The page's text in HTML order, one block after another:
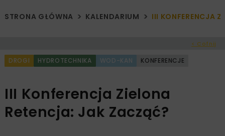
STRONA GŁÓWNA KALENDARIUM III KONFERENCJA
< Cofnij
DROGI HYDROTECHNIKA WOD-KAN KONFERENCJE
III Konferencja Zielona
Retencja: Jak Zacząć?